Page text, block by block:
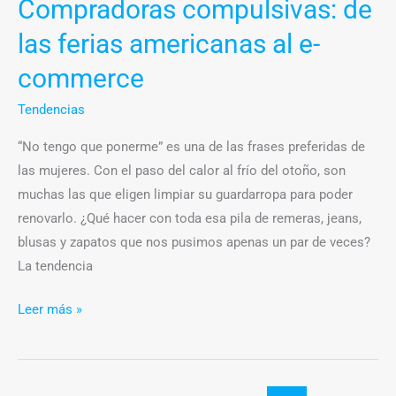
Compradoras compulsivas: de
las ferias americanas al e-
commerce
Tendencias
“No tengo que ponerme” es una de las frases preferidas de
las mujeres. Con el paso del calor al frío del otoño, son
muchas las que eligen limpiar su guardarropa para poder
renovarlo. ¿Qué hacer con toda esa pila de remeras, jeans,
blusas y zapatos que nos pusimos apenas un par de veces?
La tendencia
Leer más »